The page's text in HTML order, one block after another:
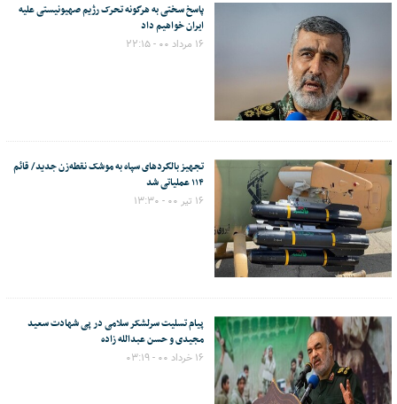
پاسخ سختی به هرگونه تحرک رژیم صهیونیستی علیه
ایران خواهیم داد
۱۶ مرداد ۰۰ - ۲۲:۱۵
تجهیز بالگردهای سپاه به موشک نقطه‌زن جدید/ قائم
۱۱۴ عملیاتی شد
۱۶ تیر ۰۰ - ۱۳:۳۰
پیام تسلیت سرلشکر سلامی در پی شهادت سعید
مجیدی و حسن عبدالله زاده
۱۶ خرداد ۰۰ - ۰۳:۱۹